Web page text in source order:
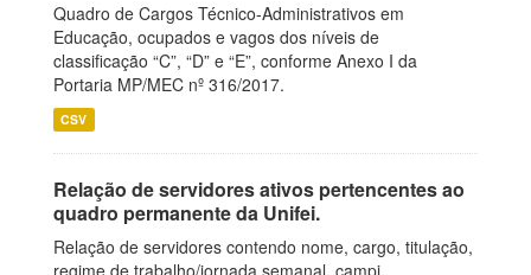
Quadro de Cargos Técnico-Administrativos em
Educação, ocupados e vagos dos níveis de
classificação “C”, “D” e “E”, conforme Anexo I da
Portaria MP/MEC nº 316/2017.
CSV
Relação de servidores ativos pertencentes ao
quadro permanente da Unifei.
Relação de servidores contendo nome, cargo, titulação,
regime de trabalho/jornada semanal, campi.